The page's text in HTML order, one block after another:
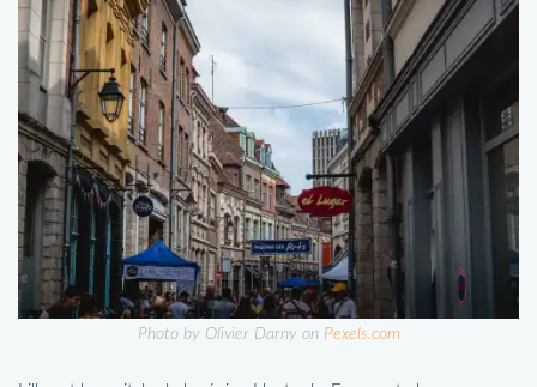
Photo by Olivier Darny on Pexels.com